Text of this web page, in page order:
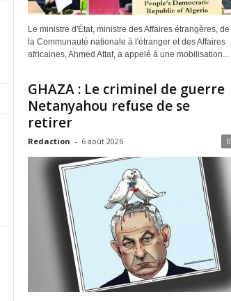
Le ministre d'État, ministre des Affaires étrangères, de
la Communauté nationale à l'étranger et des Affaires
africaines, Ahmed Attaf, a appelé à une mobilisation...
GHAZA : Le criminel de guerre
Netanyahou refuse de se
retirer
Redaction - 6 août 2026 0